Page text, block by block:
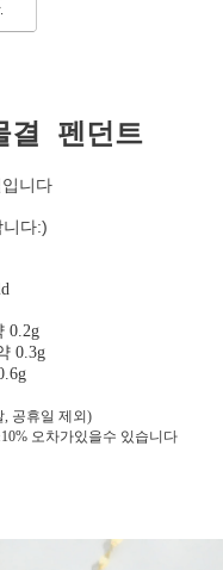
결 펜던트
니다
다:)
0.2g
0.3g
공휴일 제외)
오차가있을수 있습니다